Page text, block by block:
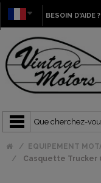
BESOIN D'AIDE ?
EQUIPEMENT
Casquette Trucker